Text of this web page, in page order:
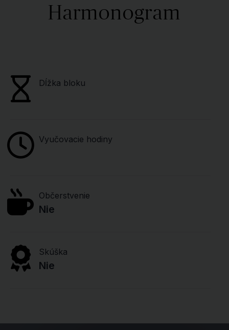
Harmonogram
Dĺžka bloku
Vyučovacie hodiny
Občerstvenie
Nie
Skúška
Nie